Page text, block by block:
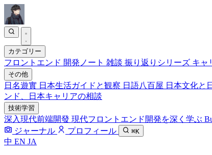
カテゴリー
フロントエンド 開発ノート 雑談 振り返りシリーズ キャ
その他
日名遊實 日本生活ガイドと観察 日語八百屋 日本文化と
ンド、日本キャリアの相談
技術学習
深入現代前端開發 現代フロントエンド開発を深く学ぶ
ジャーナル
プロフィール ⌘K
中 EN JA